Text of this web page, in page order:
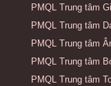
PMQL Trung tâm
PMQL Trung tâm
PMQL Trung tâm
PMQL Trung tâm
PMQL Trung tâm